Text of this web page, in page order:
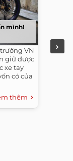
mình!
VN
giữ được
xe tay
có của
thêm